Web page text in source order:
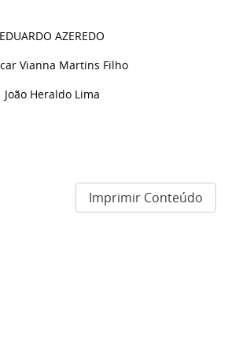
EDUARDO AZEREDO
Vianna Martins Filho
João Heraldo Lima
Imprimir Conteúdo